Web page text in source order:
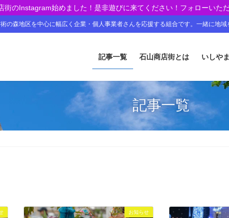
街のInstagram始めました！是非遊びに来てください！フォローいた
の森地区を中心に幅広く企業・個人事業者さんを応援する組合です。一緒に地域
記事一覧 石山商店街とは いしや
記事一覧
お知らせ